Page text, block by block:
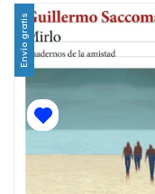
Envío gratis